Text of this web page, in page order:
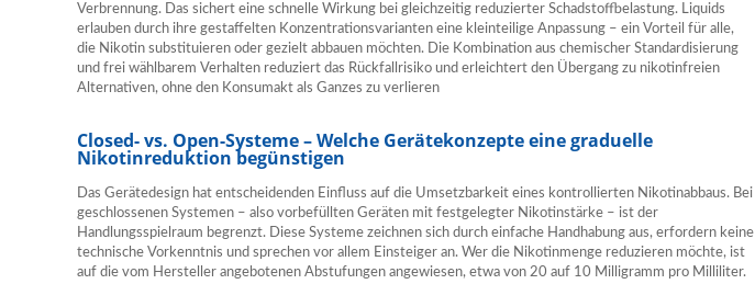
Verbrennung. Das sichert eine schnelle Wirkung bei gleichzeitig reduzierter Schadstoffbelastung. Liquids
erlauben durch ihre gestaffelten Konzentrationsvarianten eine kleinteilige Anpassung – ein Vorteil für alle,
die Nikotin substituieren oder gezielt abbauen möchten. Die Kombination aus chemischer Standardisierung
und frei wählbarem Verhalten reduziert das Rückfallrisiko und erleichtert den Übergang zu nikotinfreien
Alternativen, ohne den Konsumakt als Ganzes zu verlieren
Closed- vs. Open-Systeme – Welche Gerätekonzepte eine graduelle
Nikotinreduktion begünstigen
Das Gerätedesign hat entscheidenden Einfluss auf die Umsetzbarkeit eines kontrollierten Nikotinabbaus. Bei
geschlossenen Systemen – also vorbefüllten Geräten mit festgelegter Nikotinstärke – ist der
Handlungsspielraum begrenzt. Diese Systeme zeichnen sich durch einfache Handhabung aus, erfordern keine
technische Vorkenntnis und sprechen vor allem Einsteiger an. Wer die Nikotinmenge reduzieren möchte, ist
auf die vom Hersteller angebotenen Abstufungen angewiesen, etwa von 20 auf 10 Milligramm pro Milliliter.